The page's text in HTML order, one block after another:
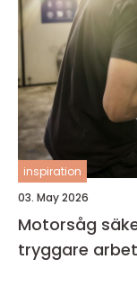
inspiration
03. May 2026
Motorsåg säkerhet, val och skötsel för
tryggare